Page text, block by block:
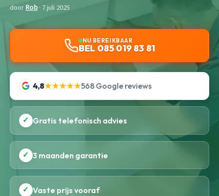
doorRob· 7 juli 2025
NU BEREIKBAAR
BEL 085 019 83 81
4,8★★★★★568 Google reviews
✓ Gratis telefonisch advies
✓ 3 maanden garantie
✓ Vaste prijs vooraf